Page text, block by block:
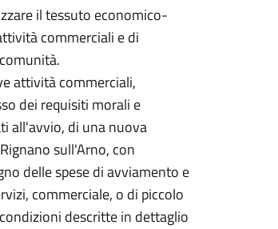
il tessuto economico-
commerciali e di
attività commerciali,
dei requisiti morali e
all'avvio, di una nuova
sull'Arno, con
delle spese di avviamento e
commerciale, o di piccolo
descritte in dettaglio